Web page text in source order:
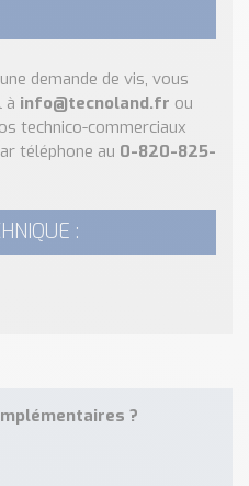
demande de vis, vous
à info@tecnoland.fr ou
technico-commerciaux
téléphone au 0-820-825-
:
?